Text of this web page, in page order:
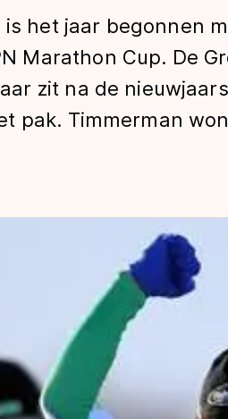
is het jaar begonnen
Marathon Cup. De
zit na de
pak. Timmerman